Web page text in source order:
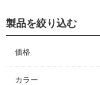
製品を絞り込む
価格
～ \5,000
カラー